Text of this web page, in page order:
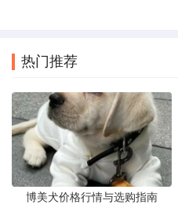
热门推荐
博美犬价格行情与选购指南